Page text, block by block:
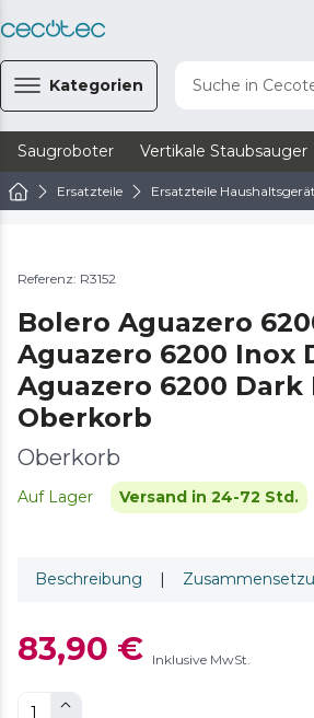
Kategorien Suche in
Saugroboter Vertikale Staubsauger
Ersatzteile Ersatzteile
Referenz: R3152
Bolero Aguazero
Aguazero 6200 Inox
Aguazero 6200 Dark
Oberkorb
Oberkorb
Auf Lager Versand in 24-72 Std.
Beschreibung |
83,90 € Inklusive MwSt.